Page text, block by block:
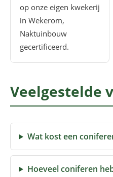
op onze eigen kwekerij
in Wekerom,
Naktuinbouw
gecertificeerd.
Veelgestelde
Wat kost een
Hoeveel coniferen